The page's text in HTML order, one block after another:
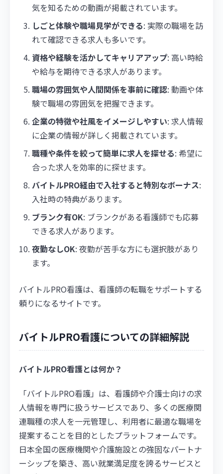
気を知るための動画が掲載されています。
しごと体験や職場見学ができる: 実際の職場を訪
れて確認できる求人も多いです。
資格や経験を活かしてキャリアアップ: 高い時給
や給与を期待できる求人があります。
職場の雰囲気や人間関係を事前に確認: 動画や体
験で職場の雰囲気を把握できます。
企業の特徴や社風をイメージしやすい: 求人情報
に企業の情報が詳しく掲載されています。
職種や条件を絞って簡単に求人を探せる: 希望に
合った求人を効率的に探せます。
バイトルPRO経由で入社すると特別なボーナス:
入社時の特典があります。
ブランク有OK: ブランクがある看護師でも応募
できる求人があります。
夜勤なしOK: 夜勤が苦手な方にも選択肢があり
ます。
バイトルPRO看護は、看護師の転職をサポートする
頼りになるサイトです。
バイトルPRO看護についての詳細解説
バイトルPRO看護とは何か？
「バイトルPRO看護」は、看護師や介護士向けの求
人情報を専門に扱うサービスであり、多くの医療関
連職種の求人を一元管理し、利用者に最適な職場を
提案することを目的としたプラットフォームです。
日本全国の医療機関や介護施設との強固なパートナ
ーシップを築き、高い就業満足度を誇るサービスと